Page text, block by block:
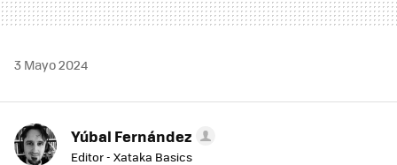
3 Mayo 2024
Yúbal Fernández
Editor - Xataka Basics